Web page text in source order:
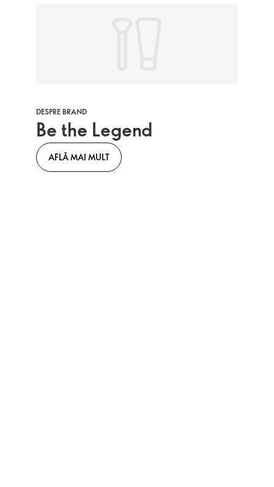
DESPRE BRAND
Be the Legend
AFLĂ MAI MULT